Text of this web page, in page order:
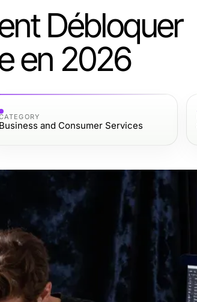
Débloquer
en 2026
Business and Consumer Services